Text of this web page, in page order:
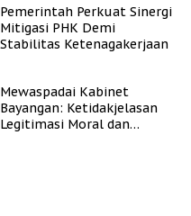
Pemerintah Perkuat Sinergi
Mitigasi PHK Demi
Stabilitas Ketenagakerjaan
Mewaspadai Kabinet
Bayangan: Ketidakjelasan
Legitimasi Moral dan